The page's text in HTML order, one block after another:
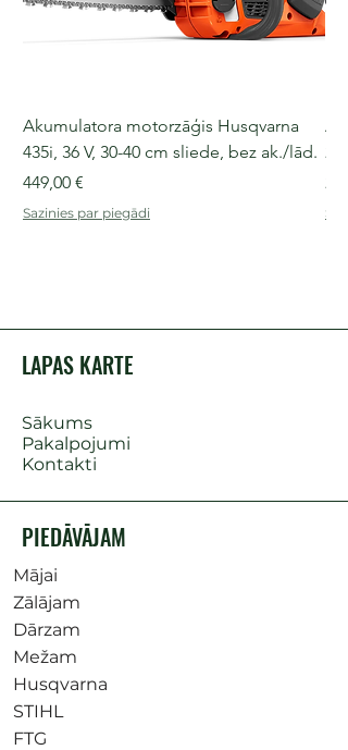
Akumulatora motorzāģis Husqvarna
435i, 36 V, 30-40 cm sliede, bez ak./lād.
Cena
449,00 €
Sazinies par piegādi
LAPAS KARTE
Sākums
Pakalpojumi
Kontakti
PIEDĀVĀJAM
Mājai
Zālājam
Dārzam
Mežam
Husqvarna
STIHL
FTG